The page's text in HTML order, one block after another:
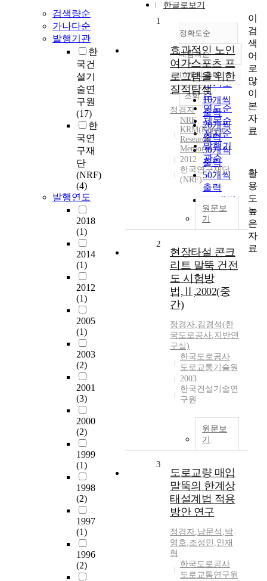
검색량순
가나다순
발행기관
한
국건
설기
술연
구원
(17)
한
국연
구재
단
(NRF)
(4)
발행연도
2018
(1)
2014
(1)
2012
(1)
2005
(1)
2003
(2)
2001
(3)
2000
(2)
1999
(1)
1998
(2)
1997
(1)
1996
(2)
한글로보기
정확도순
정확도
순
인기도
순
연도순
제목순
저자순
발행기
관순
내림차순
내림차순
10개씩 출력
10개씩
출력
20개씩
출력
30개씩
출력
50개씩
출력
100개씩
출력
조회
1
효과적인 노인
여가스포츠 프
로그램을 위한
질적탐색
정경자
NRF
KRM(Korean
Research
Memory)
2012
한국연구재단
(NRF)
원문보
기
2
현장타설 콘크
리트 말뚝 건전
도 시험방
법,Ⅱ,2002(중
간)
정경자,김경석(한
국도로공사,지반연
구실)
한국도로공사
도로교통기술원
2003
한국건설기술연
구원
원문보
기
3
도로교량 매입
말뚝의 한계상
태설계법 적용
방안 연구
정경자,남문석 ,박
영호,조성민 ,안재
형
한국도로공사
도로교통연구원
이
검
색
어
로
많
이
본
자
료
활
용
도
높
은
자
료